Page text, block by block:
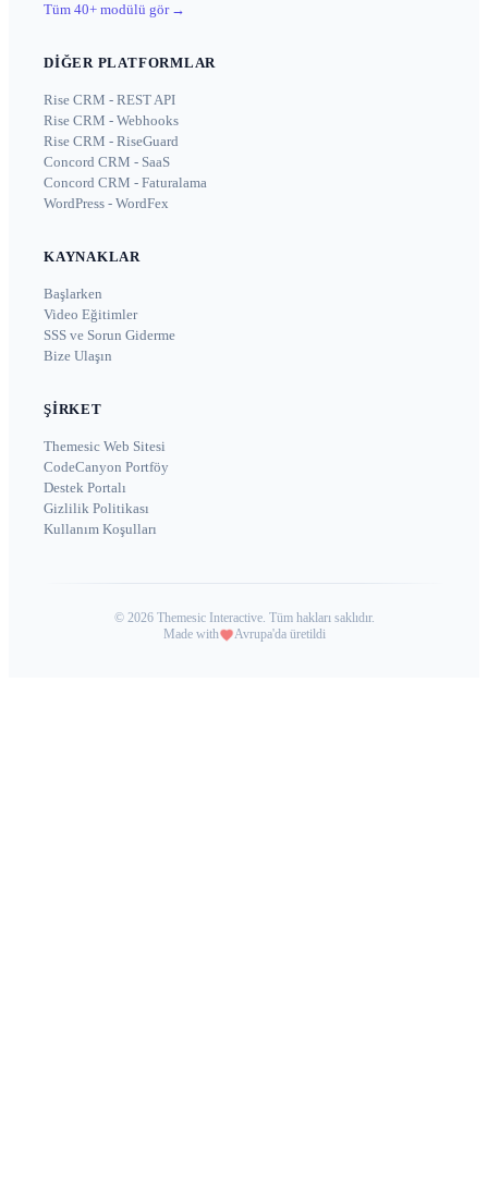
Tüm 40+ modülü gör →
DIĞER PLATFORMLAR
Rise CRM - REST API
Rise CRM - Webhooks
Rise CRM - RiseGuard
Concord CRM - SaaS
Concord CRM - Faturalama
WordPress - WordFex
KAYNAKLAR
Başlarken
Video Eğitimler
SSS ve Sorun Giderme
Bize Ulaşın
ŞIRKET
Themesic Web Sitesi
CodeCanyon Portföy
Destek Portalı
Gizlilik Politikası
Kullanım Koşulları
© 2026 Themesic Interactive. Tüm hakları saklıdır.
Made with
Avrupa'da üretildi